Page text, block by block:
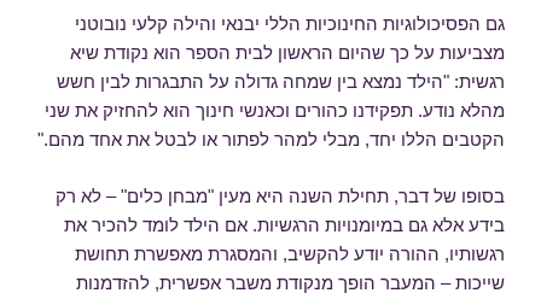
גם הפסיכולוגיות החינוכיות הללי יבנאי והילה קלעי נובוטני
מצביעות על כך שהיום הראשון לבית הספר הוא נקודת שיא
רגשית: "הילד נמצא בין שמחה גדולה על התבגרות לבין חשש
מהלא נודע. תפקידנו כהורים וכאנשי חינוך הוא להחזיק את שני
הקטבים הללו יחד, מבלי למהר לפתור או לבטל את אחד מהם."
בסופו של דבר, תחילת השנה היא מעין "מבחן כלים" – לא רק
בידע אלא גם במיומנויות הרגשיות. אם הילד לומד להכיר את
רגשותיו, ההורה יודע להקשיב, והמסגרת מאפשרת תחושת
שייכות – המעבר הופך מנקודת משבר אפשרית, להזדמנות